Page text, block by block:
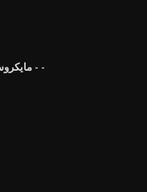
مايكروسوفت جانت مشروع تحميل قالب الرسم البياني - -